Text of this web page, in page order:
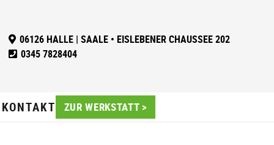
06126 HALLE | SAALE • EISLEBENER CHAUSSEE 202
0345 7828404
KONTAKT ZUR WERKSTATT >